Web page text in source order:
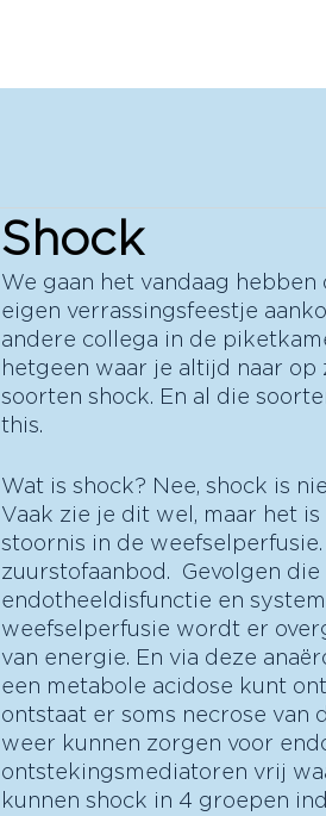
Shock
We gaan het vandaag
eigen verrassingsfeestje
andere collega in de
hetgeen waar je altijd naar op
soorten shock. En al die
this.
Wat is shock? Nee, shock is
Vaak zie je dit wel, maar het
stoornis in de
zuurstofaanbod.  Gevolgen
endotheeldisfunctie en
weefselperfusie wordt er
van energie. En via deze
een metabole acidose kunt
ontstaat er soms necrose van
weer kunnen zorgen voor
ontstekingsmediatoren vrij
kunnen shock in 4 groepen